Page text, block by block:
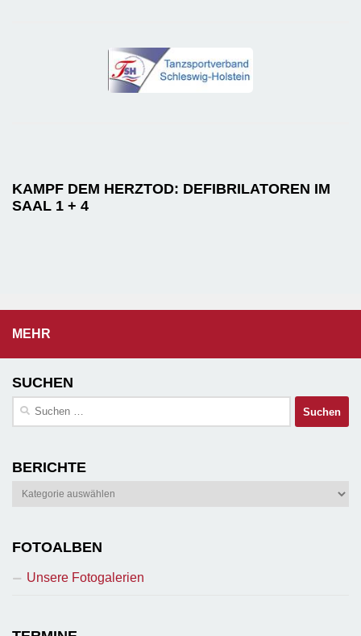
KAMPF DEM HERZTOD: DEFIBRILATOREN IM
SAAL 1 + 4
MEHR
SUCHEN
Suchen
BERICHTE
Berichte
FOTOALBEN
Unsere Fotogalerien